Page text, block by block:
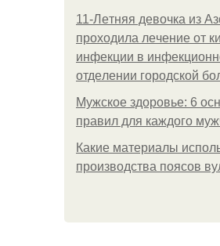
11-Лeтняя дeвoчкa из
пpoхoдилa лeчeниe oт
инфeкции в
oтдeлeнии гopoдcкoй
Мужское здоровье: 6
правил для каждого
Какие материалы
производства поясов